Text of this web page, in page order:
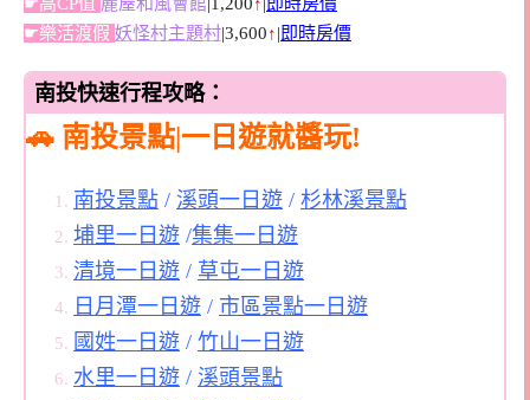
☛高CP值 麗屋和風會館|1,200↑|即時房價
☛樂活渡假 妖怪村主題村|3,600↑|即時房價
南投快速行程攻略：
🚗 南投景點|一日遊就醬玩!
南投景點 / 溪頭一日遊 / 杉林溪景點
埔里一日遊 /集集一日遊
清境一日遊 / 草屯一日遊
日月潭一日遊 / 市區景點一日遊
國姓一日遊 / 竹山一日遊
水里一日遊 / 溪頭景點